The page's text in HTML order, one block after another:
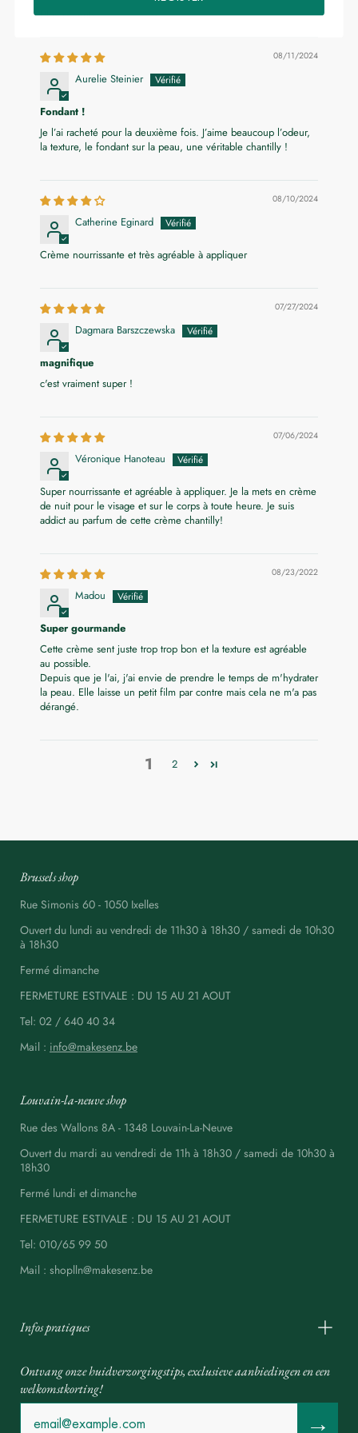
Sort by
08/11/2024
Aurelie Steinier
Fondant !
Je l’ai racheté pour la deuxième fois. J’aime beaucoup l’odeur,
la texture, le fondant sur la peau, une véritable chantilly !
08/10/2024
Catherine Eginard
Crème nourrissante et très agréable à appliquer
07/27/2024
Dagmara Barszczewska
magnifique
c'est vraiment super !
07/06/2024
Véronique Hanoteau
Super nourrissante et agréable à appliquer. Je la mets en crème
de nuit pour le visage et sur le corps à toute heure. Je suis
addict au parfum de cette crème chantilly!
08/23/2022
Madou
Super gourmande
Cette crème sent juste trop trop bon et la texture est agréable
au possible.
Depuis que je l'ai, j'ai envie de prendre le temps de m'hydrater
la peau. Elle laisse un petit film par contre mais cela ne m'a pas
dérangé.
1 2
Brussels shop
Rue Simonis 60 - 1050 Ixelles
Ouvert du lundi au vendredi de 11h30 à 18h30 / samedi de 10h30
à 18h30
Fermé dimanche
FERMETURE ESTIVALE : DU 15 AU 21 AOUT
Tel: 02 / 640 40 34
Mail : info@makesenz.be
Louvain-la-neuve shop
Rue des Wallons 8A - 1348 Louvain-La-Neuve
Ouvert du mardi au vendredi de 11h à 18h30 / samedi de 10h30 à
18h30
Fermé lundi et dimanche
FERMETURE ESTIVALE : DU 15 AU 21 AOUT
Tel: 010/65 99 50
Mail : shoplln@makesenz.be
Infos pratiques
Ontvang onze huidverzorgingstips, exclusieve aanbiedingen en een
welkomstkorting!
→